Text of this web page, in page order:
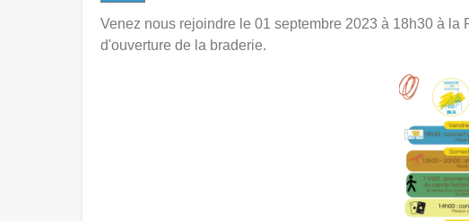
Venez nous rejoindre le 01 septembre 2023 à 18h30 à
d'ouverture de la braderie.